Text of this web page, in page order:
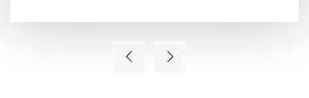
багато популярних соціальних об’єктів: